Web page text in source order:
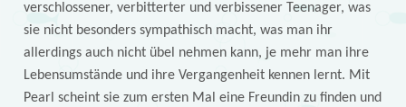
verschlossener, verbitterter und verbissener Teenager, was
sie nicht besonders sympathisch macht, was man ihr
allerdings auch nicht übel nehmen kann, je mehr man ihre
Lebensumstände und ihre Vergangenheit kennen lernt. Mit
Pearl scheint sie zum ersten Mal eine Freundin zu finden und